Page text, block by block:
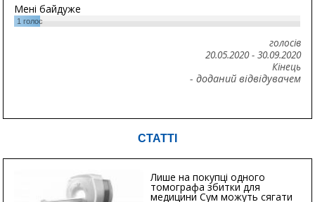
Мені байдуже
1 голос
голосів
20.05.2020- 30.09.2020
Кінець
- доданий відвідувачем
СТАТТІ
Лише на покупці одного
томографа збитки для
медицини Сум можуть сягати